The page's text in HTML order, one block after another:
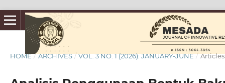
HOME / ARCHIVES / VOL. 3 NO. 1 (2026): JANUARY-JUNE / Articles